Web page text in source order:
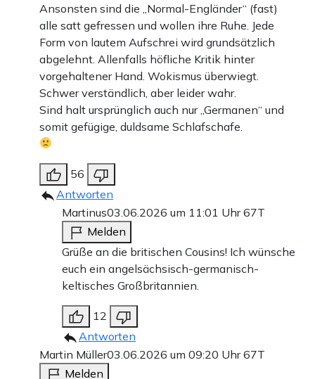
Ansonsten sind die „Normal-Engländer“ (fast)
alle satt gefressen und wollen ihre Ruhe. Jede
Form von lautem Aufschrei wird grundsätzlich
abgelehnt. Allenfalls höfliche Kritik hinter
vorgehaltener Hand. Wokismus überwiegt.
Schwer verständlich, aber leider wahr.
Sind halt ursprünglich auch nur „Germanen“ und
somit gefügige, duldsame Schlafschafe.
56
Antworten
Martinus03.06.2026 um 11:01 Uhr67T
Melden
Grüße an die britischen Cousins! Ich wünsche
euch ein angelsächsisch-germanisch-
keltisches Großbritannien.
12
Antworten
Martin Müller03.06.2026 um 09:20 Uhr67T
Melden